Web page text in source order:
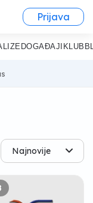
Prijava
DOGAĐAJI KLUB
Najnovije